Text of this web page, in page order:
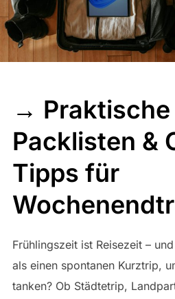
→ Praktische
Packlisten &
Tipps für
Frühlingszeit ist Reisezeit –
als einen spontanen Kurztrip,
tanken? Ob Städtetrip,